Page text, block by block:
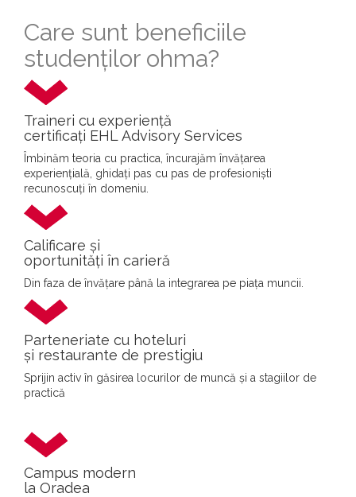
Care sunt beneficiile
studenților ohma?
Traineri cu experiență
certificați EHL Advisory Services
Îmbinăm teoria cu practica, încurajăm învățarea
experiențială, ghidați pas cu pas de profesioniști
recunoscuți în domeniu.
Calificare și
oportunități în carieră
Din faza de învățare până la integrarea pe piața muncii.
Parteneriate cu hoteluri
și restaurante de prestigiu
Sprijin activ în găsirea locurilor de muncă și a stagiilor de
practică
Campus modern
la Oradea